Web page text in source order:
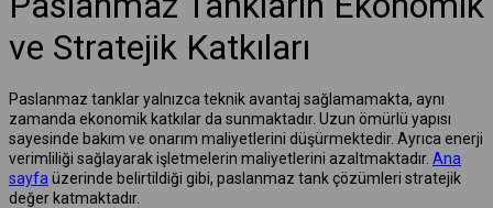
ve Stratejik Katkıları
Paslanmaz tanklar yalnızca teknik avantaj sağlamamakta, aynı
zamanda ekonomik katkılar da sunmaktadır. Uzun ömürlü yapısı
sayesinde bakım ve onarım maliyetlerini düşürmektedir. Ayrıca enerji
verimliliği sağlayarak işletmelerin maliyetlerini azaltmaktadır. Ana
sayfa üzerinde belirtildiği gibi, paslanmaz tank çözümleri stratejik
değer katmaktadır.